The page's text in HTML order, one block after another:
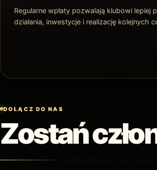
Regularne wpłaty pozwalają klubowi lepiej
działania, inwestycje i realizację kolejnych
DOŁĄCZ DO NAS
Zostań